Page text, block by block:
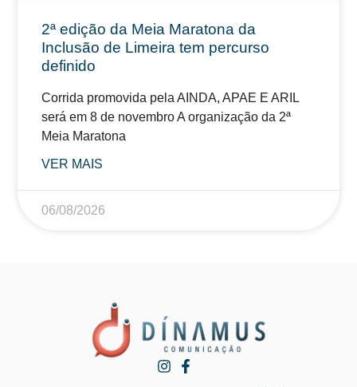
2ª edição da Meia Maratona da
Inclusão de Limeira tem percurso
definido
Corrida promovida pela AINDA, APAE E ARIL
será em 8 de novembro A organização da 2ª
Meia Maratona
VER MAIS
06/08/2026